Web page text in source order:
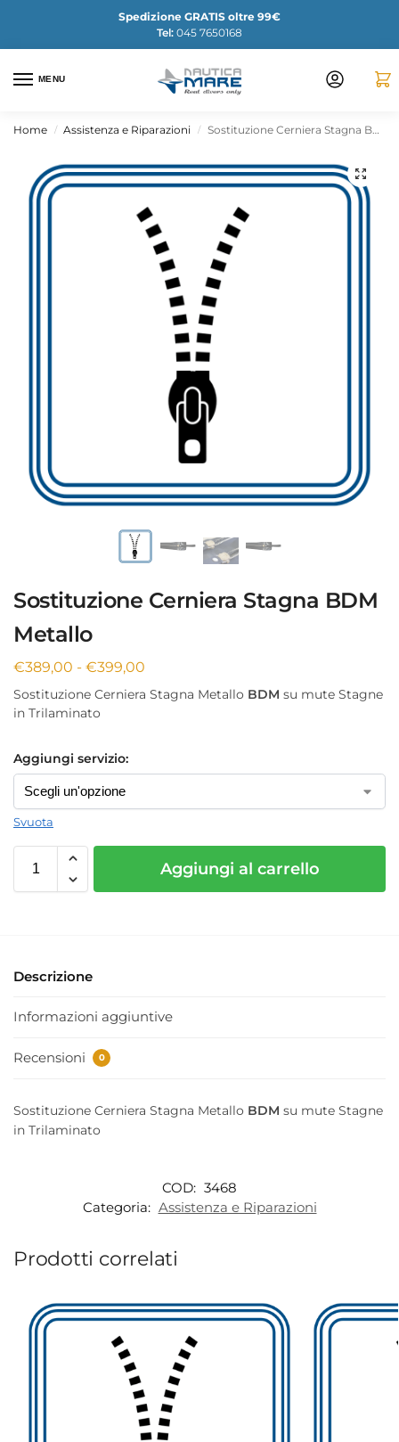
Spedizione GRATIS oltre 99€
Tel: 045 7650168
MENU
Home / Assistenza e Riparazioni / Sostituzione Cerniera Stagna BDM Metallo
Sostituzione Cerniera Stagna BDM
Metallo
€389,00 - €399,00
Sostituzione Cerniera Stagna Metallo BDM su mute Stagne
in Trilaminato
Aggiungi servizio:
Svuota
Aggiungi al carrello
Descrizione
Informazioni aggiuntive
Recensioni 0
Sostituzione Cerniera Stagna Metallo BDM su mute Stagne
in Trilaminato
COD: 3468
Categoria: Assistenza e Riparazioni
Prodotti correlati